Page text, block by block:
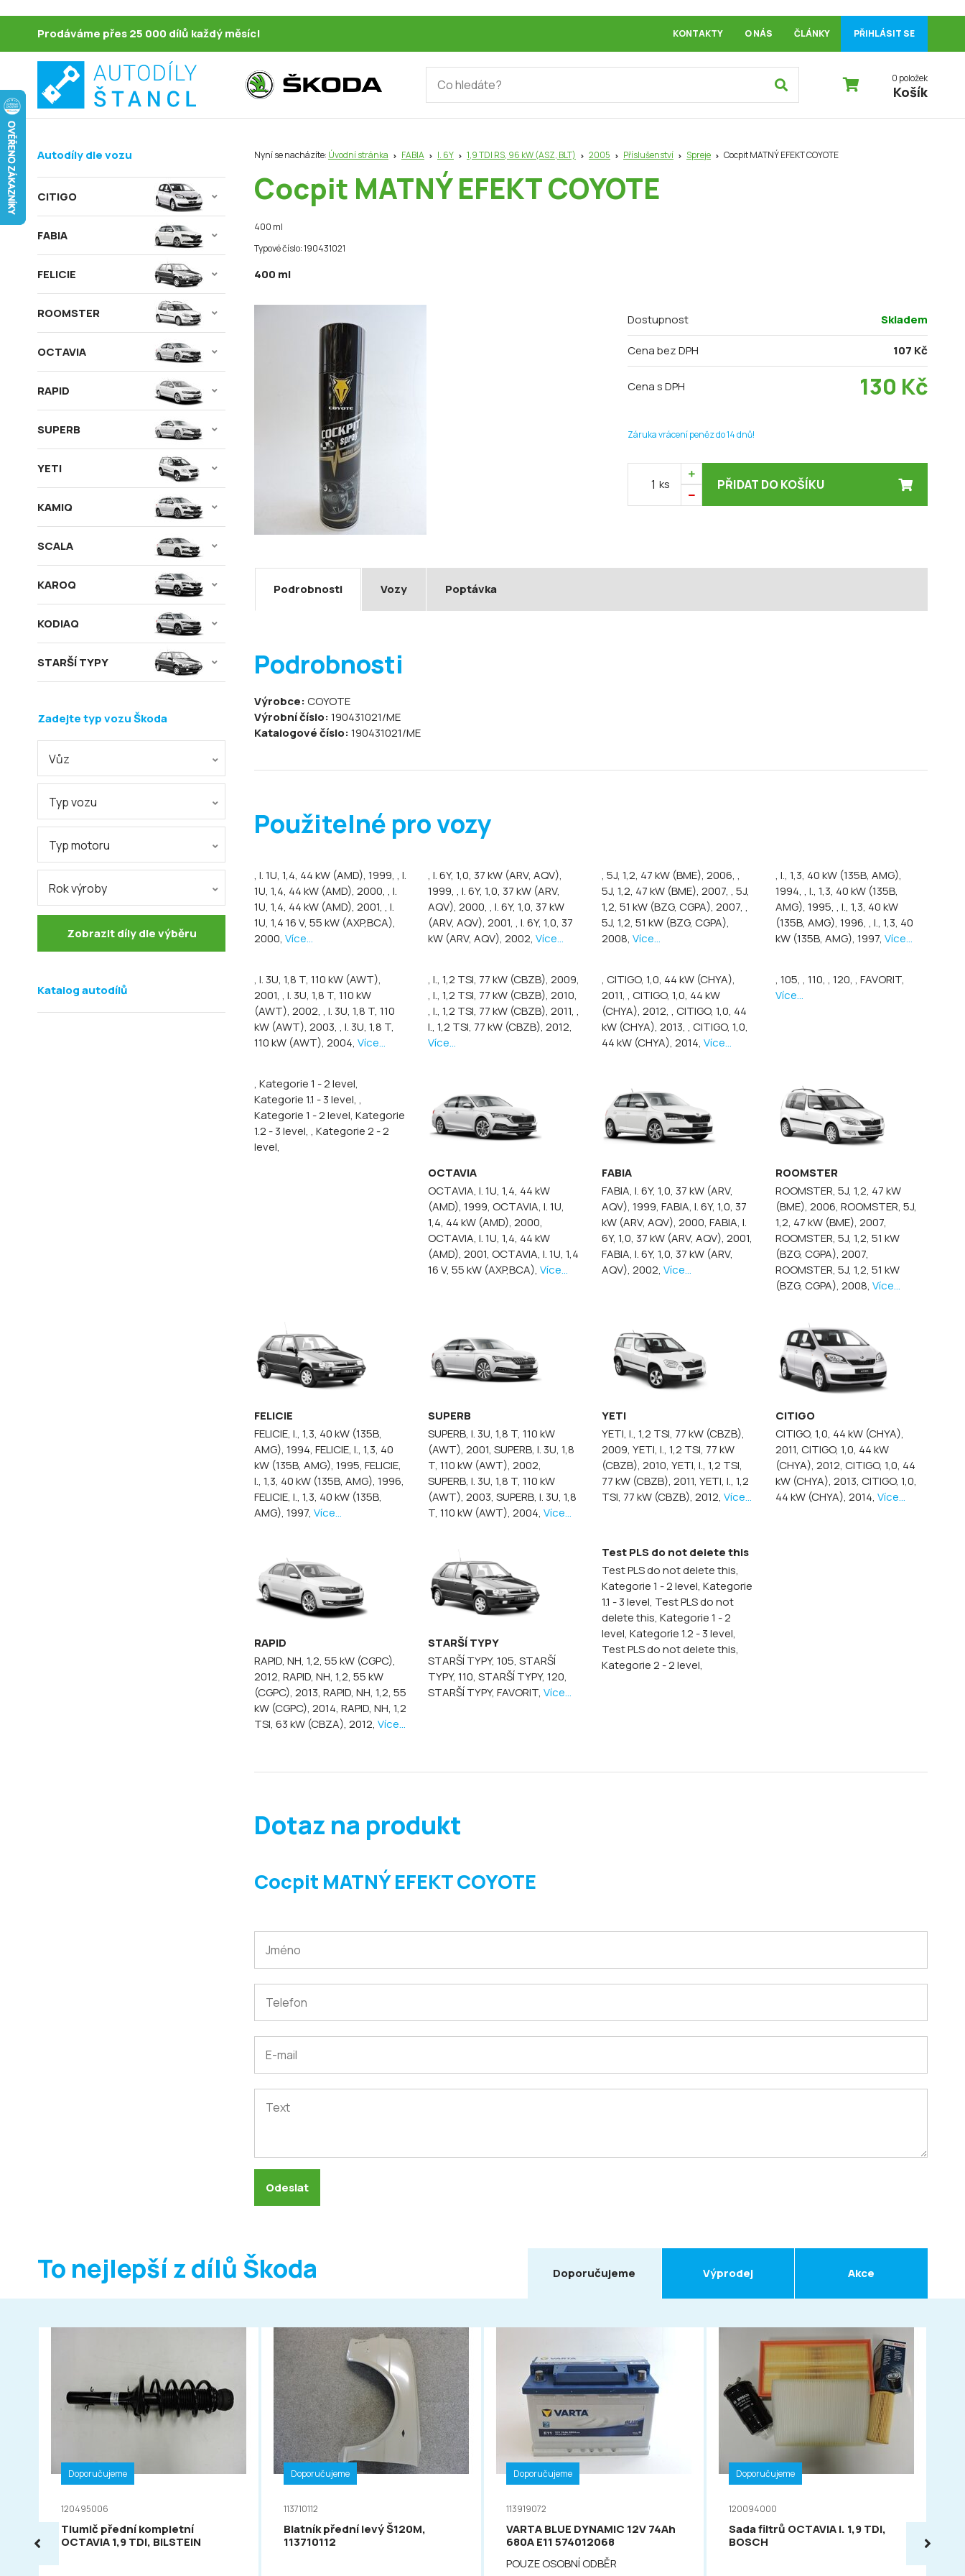
Prodáváme přes 25 000 dílů každý měsíc! KONTAKTY O NÁS ČLÁNKY PŘIHLÁSIT SE
0 položek
Košík
Nyní se nacházíte: Úvodní stránka FABIA I. 6Y 1,9 TDI RS, 96 kW (ASZ, BLT) 2005 Příslušenství Spreje Cocpit MATNÝ EFEKT COYOTE
Cocpit MATNÝ EFEKT COYOTE
400 ml
Typové číslo: 190431021
400 ml
Dostupnost Skladem
Cena bez DPH 107 Kč
Cena s DPH 130 Kč
Záruka vrácení peněz do 14 dnů!
ks PŘIDAT DO KOŠÍKU
Podrobnosti Vozy Poptávka
Podrobnosti
Výrobce:COYOTE
Výrobní číslo:190431021/ME
Katalogové číslo:190431021/ME
Použitelné pro vozy
, I. 1U, 1,4, 44 kW (AMD), 1999, , I.
1U, 1,4, 44 kW (AMD), 2000, , I.
1U, 1,4, 44 kW (AMD), 2001, , I.
1U, 1,4 16 V, 55 kW (AXP,BCA),
2000, Více...
, I. 6Y, 1,0, 37 kW (ARV, AQV),
1999, , I. 6Y, 1,0, 37 kW (ARV,
AQV), 2000, , I. 6Y, 1,0, 37 kW
(ARV, AQV), 2001, , I. 6Y, 1,0, 37
kW (ARV, AQV), 2002, Více...
, 5J, 1,2, 47 kW (BME), 2006, ,
5J, 1,2, 47 kW (BME), 2007, , 5J,
1,2, 51 kW (BZG, CGPA), 2007, ,
5J, 1,2, 51 kW (BZG, CGPA),
2008, Více...
, I., 1,3, 40 kW (135B, AMG),
1994, , I., 1,3, 40 kW (135B,
AMG), 1995, , I., 1,3, 40 kW
(135B, AMG), 1996, , I., 1,3, 40
kW (135B, AMG), 1997, Více...
, I. 3U, 1,8 T, 110 kW (AWT),
2001, , I. 3U, 1,8 T, 110 kW
(AWT), 2002, , I. 3U, 1,8 T, 110
kW (AWT), 2003, , I. 3U, 1,8 T,
110 kW (AWT), 2004, Více...
, I., 1,2 TSI, 77 kW (CBZB), 2009,
, I., 1,2 TSI, 77 kW (CBZB), 2010,
, I., 1,2 TSI, 77 kW (CBZB), 2011, ,
I., 1,2 TSI, 77 kW (CBZB), 2012,
Více...
, CITIGO, 1,0, 44 kW (CHYA),
2011, , CITIGO, 1,0, 44 kW
(CHYA), 2012, , CITIGO, 1,0, 44
kW (CHYA), 2013, , CITIGO, 1,0,
44 kW (CHYA), 2014, Více...
, 105, , 110, , 120, , FAVORIT,
Více...
, Kategorie 1 - 2 level,
Kategorie 1.1 - 3 level, ,
Kategorie 1 - 2 level, Kategorie
1.2 - 3 level, , Kategorie 2 - 2
level,
OCTAVIA
OCTAVIA, I. 1U, 1,4, 44 kW
(AMD), 1999, OCTAVIA, I. 1U,
1,4, 44 kW (AMD), 2000,
OCTAVIA, I. 1U, 1,4, 44 kW
(AMD), 2001, OCTAVIA, I. 1U, 1,4
16 V, 55 kW (AXP,BCA), Více...
FABIA
FABIA, I. 6Y, 1,0, 37 kW (ARV,
AQV), 1999, FABIA, I. 6Y, 1,0, 37
kW (ARV, AQV), 2000, FABIA, I.
6Y, 1,0, 37 kW (ARV, AQV), 2001,
FABIA, I. 6Y, 1,0, 37 kW (ARV,
AQV), 2002, Více...
ROOMSTER
ROOMSTER, 5J, 1,2, 47 kW
(BME), 2006, ROOMSTER, 5J,
1,2, 47 kW (BME), 2007,
ROOMSTER, 5J, 1,2, 51 kW
(BZG, CGPA), 2007,
ROOMSTER, 5J, 1,2, 51 kW
(BZG, CGPA), 2008, Více...
FELICIE
FELICIE, I., 1,3, 40 kW (135B,
AMG), 1994, FELICIE, I., 1,3, 40
kW (135B, AMG), 1995, FELICIE,
I., 1,3, 40 kW (135B, AMG), 1996,
FELICIE, I., 1,3, 40 kW (135B,
AMG), 1997, Více...
SUPERB
SUPERB, I. 3U, 1,8 T, 110 kW
(AWT), 2001, SUPERB, I. 3U, 1,8
T, 110 kW (AWT), 2002,
SUPERB, I. 3U, 1,8 T, 110 kW
(AWT), 2003, SUPERB, I. 3U, 1,8
T, 110 kW (AWT), 2004, Více...
YETI
YETI, I., 1,2 TSI, 77 kW (CBZB),
2009, YETI, I., 1,2 TSI, 77 kW
(CBZB), 2010, YETI, I., 1,2 TSI,
77 kW (CBZB), 2011, YETI, I., 1,2
TSI, 77 kW (CBZB), 2012, Více...
CITIGO
CITIGO, 1,0, 44 kW (CHYA),
2011, CITIGO, 1,0, 44 kW
(CHYA), 2012, CITIGO, 1,0, 44
kW (CHYA), 2013, CITIGO, 1,0,
44 kW (CHYA), 2014, Více...
RAPID
RAPID, NH, 1,2, 55 kW (CGPC),
2012, RAPID, NH, 1,2, 55 kW
(CGPC), 2013, RAPID, NH, 1,2, 55
kW (CGPC), 2014, RAPID, NH, 1,2
TSI, 63 kW (CBZA), 2012, Více...
STARŠÍ TYPY
STARŠÍ TYPY, 105, STARŠÍ
TYPY, 110, STARŠÍ TYPY, 120,
STARŠÍ TYPY, FAVORIT, Více...
Test PLS do not delete this
Test PLS do not delete this,
Kategorie 1 - 2 level, Kategorie
1.1 - 3 level, Test PLS do not
delete this, Kategorie 1 - 2
level, Kategorie 1.2 - 3 level,
Test PLS do not delete this,
Kategorie 2 - 2 level,
Dotaz na produkt
Cocpit MATNÝ EFEKT COYOTE
Autodíly dle vozu
CITIGO
FABIA
FELICIE
ROOMSTER
OCTAVIA
RAPID
SUPERB
YETI
KAMIQ
SCALA
KAROQ
KODIAQ
STARŠÍ TYPY
Zadejte typ vozu Škoda
Vůz
Typ vozu
Typ motoru
Rok výroby
Zobrazit díly dle výběru
Katalog autodílů
To nejlepší z dílů Škoda Doporučujeme Výprodej Akce
Doporučujeme
120495006
Tlumič přední kompletní
OCTAVIA 1,9 TDI, BILSTEIN
Doporučujeme
113710112
Blatník přední levý Š120M,
113710112
Doporučujeme
113919072
VARTA BLUE DYNAMIC 12V 74Ah
680A E11 574012068
POUZE OSOBNÍ ODBĚR
Doporučujeme
120094000
Sada filtrů OCTAVIA I. 1,9 TDI,
BOSCH